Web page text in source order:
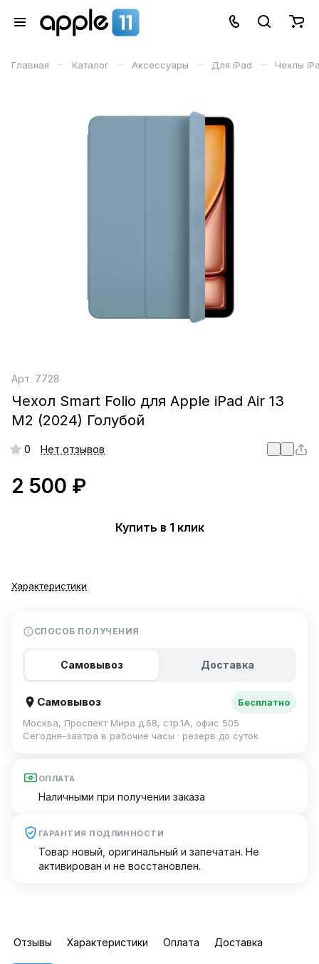
Главная – Каталог – Аксессуары – Для iPad – Чехлы
Арт. 7728
Чехол Smart Folio для Apple iPad Air 13
M2 (2024) Голубой
0 Нет отзывов
2 500 ₽
Купить в 1 клик
Характеристики
СПОСОБ ПОЛУЧЕНИЯ
Самовывоз Доставка
Самовывоз
Бесплатно
Москва, Проспект Мира д.68, стр.1А, офис 505
Сегодня–завтра в рабочие часы · резерв до суток
ОПЛАТА
Наличными при получении заказа
ГАРАНТИЯ ПОДЛИННОСТИ
Товар новый, оригинальный и запечатан. Не
активирован и не восстановлен.
Отзывы Характеристики Оплата Доставка